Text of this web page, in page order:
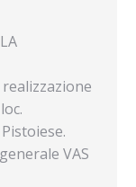
realizzazione
VAS